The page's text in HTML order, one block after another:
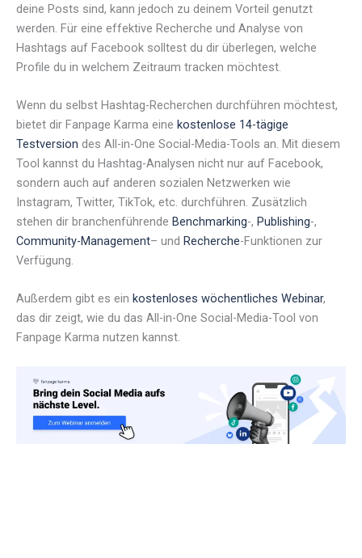
deine Posts sind, kann jedoch zu deinem Vorteil genutzt
werden. Für eine effektive Recherche und Analyse von
Hashtags auf Facebook solltest du dir überlegen, welche
Profile du in welchem Zeitraum tracken möchtest.
Wenn du selbst Hashtag-Recherchen durchführen möchtest,
bietet dir Fanpage Karma eine kostenlose 14-tägige
Testversion des All-in-One Social-Media-Tools an. Mit diesem
Tool kannst du Hashtag-Analysen nicht nur auf Facebook,
sondern auch auf anderen sozialen Netzwerken wie
Instagram, Twitter, TikTok, etc. durchführen. Zusätzlich
stehen dir branchenführende Benchmarking-, Publishing-,
Community-Management– und Recherche-Funktionen zur
Verfügung.
Außerdem gibt es ein kostenloses wöchentliches Webinar,
das dir zeigt, wie du das All-in-One Social-Media-Tool von
Fanpage Karma nutzen kannst.